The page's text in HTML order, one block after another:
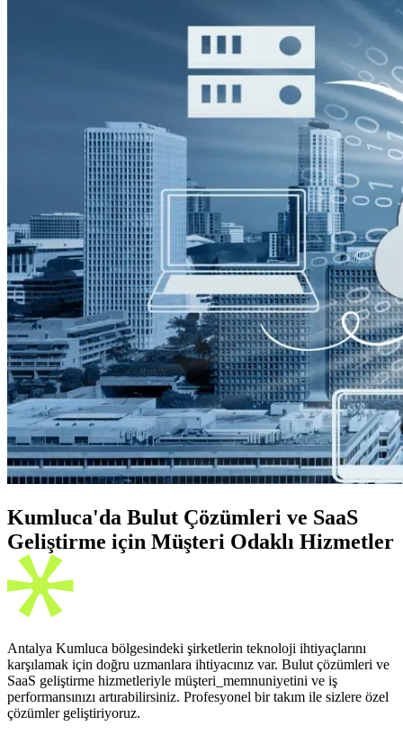
Kumluca'da Bulut Çözümleri ve SaaS
Geliştirme için Müşteri Odaklı Hizmetler
Antalya Kumluca bölgesindeki şirketlerin teknoloji ihtiyaçlarını
karşılamak için doğru uzmanlara ihtiyacınız var. Bulut çözümleri ve
SaaS geliştirme hizmetleriyle müşteri_memnuniyetini ve iş
performansınızı artırabilirsiniz. Profesyonel bir takım ile sizlere özel
çözümler geliştiriyoruz.